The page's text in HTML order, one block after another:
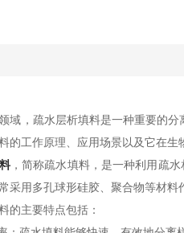
，疏水层析填料是一种重要的分
的工作原理、应用场景以及它在生
，简称疏水填料，是一种利用疏
采用多孔球形硅胶、聚合物等材料
主要特点包括：